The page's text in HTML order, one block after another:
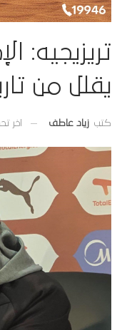
تريزيجيه:
يقلل من
كتب زياد عاطف اخر